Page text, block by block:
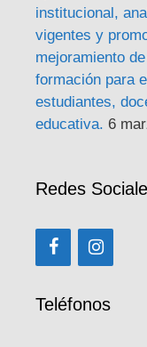
institucional,
vigentes y
mejoramiento
formación para
estudiantes,
educativa. 6
Redes
Teléfonos